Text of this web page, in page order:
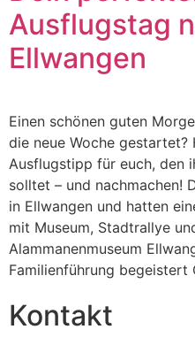
Ausflugstag
Ellwangen
Einen schönen guten
die neue Woche gestartet?
Ausflugstipp für euch, den
solltet – und nachmachen!
in Ellwangen und hatten
mit Museum, Stadtrallye
Alammanenmuseum
Familienführung
Kontakt